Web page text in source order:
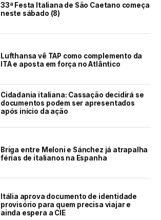
33ª Festa Italiana de São Caetano começa
neste sábado (8)
Lufthansa vê TAP como complemento da
ITA e aposta em força no Atlântico
Cidadania italiana: Cassação decidirá se
documentos podem ser apresentados
após início da ação
Briga entre Meloni e Sánchez já atrapalha
férias de italianos na Espanha
Itália aprova documento de identidade
provisório para quem precisa viajar e
ainda espera a CIE